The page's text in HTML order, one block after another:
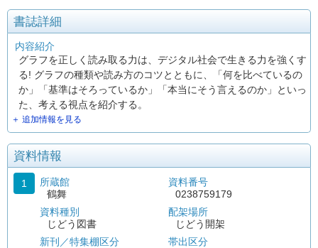
書誌詳細
内容紹介
グラフを正しく読み取る力は、デジタル社会で生きる力を強くす
る! グラフの種類や読み方のコツとともに、「何を比べているの
か」「基準はそろっているか」「本当にそう言えるのか」といっ
た、考える視点を紹介する。
＋ 追加情報を見る
資料情報
1
所蔵館
鶴舞
資料種別
じどう図書
新刊／特集棚区分
資料番号
0238759179
配架場所
じどう開架
帯出区分